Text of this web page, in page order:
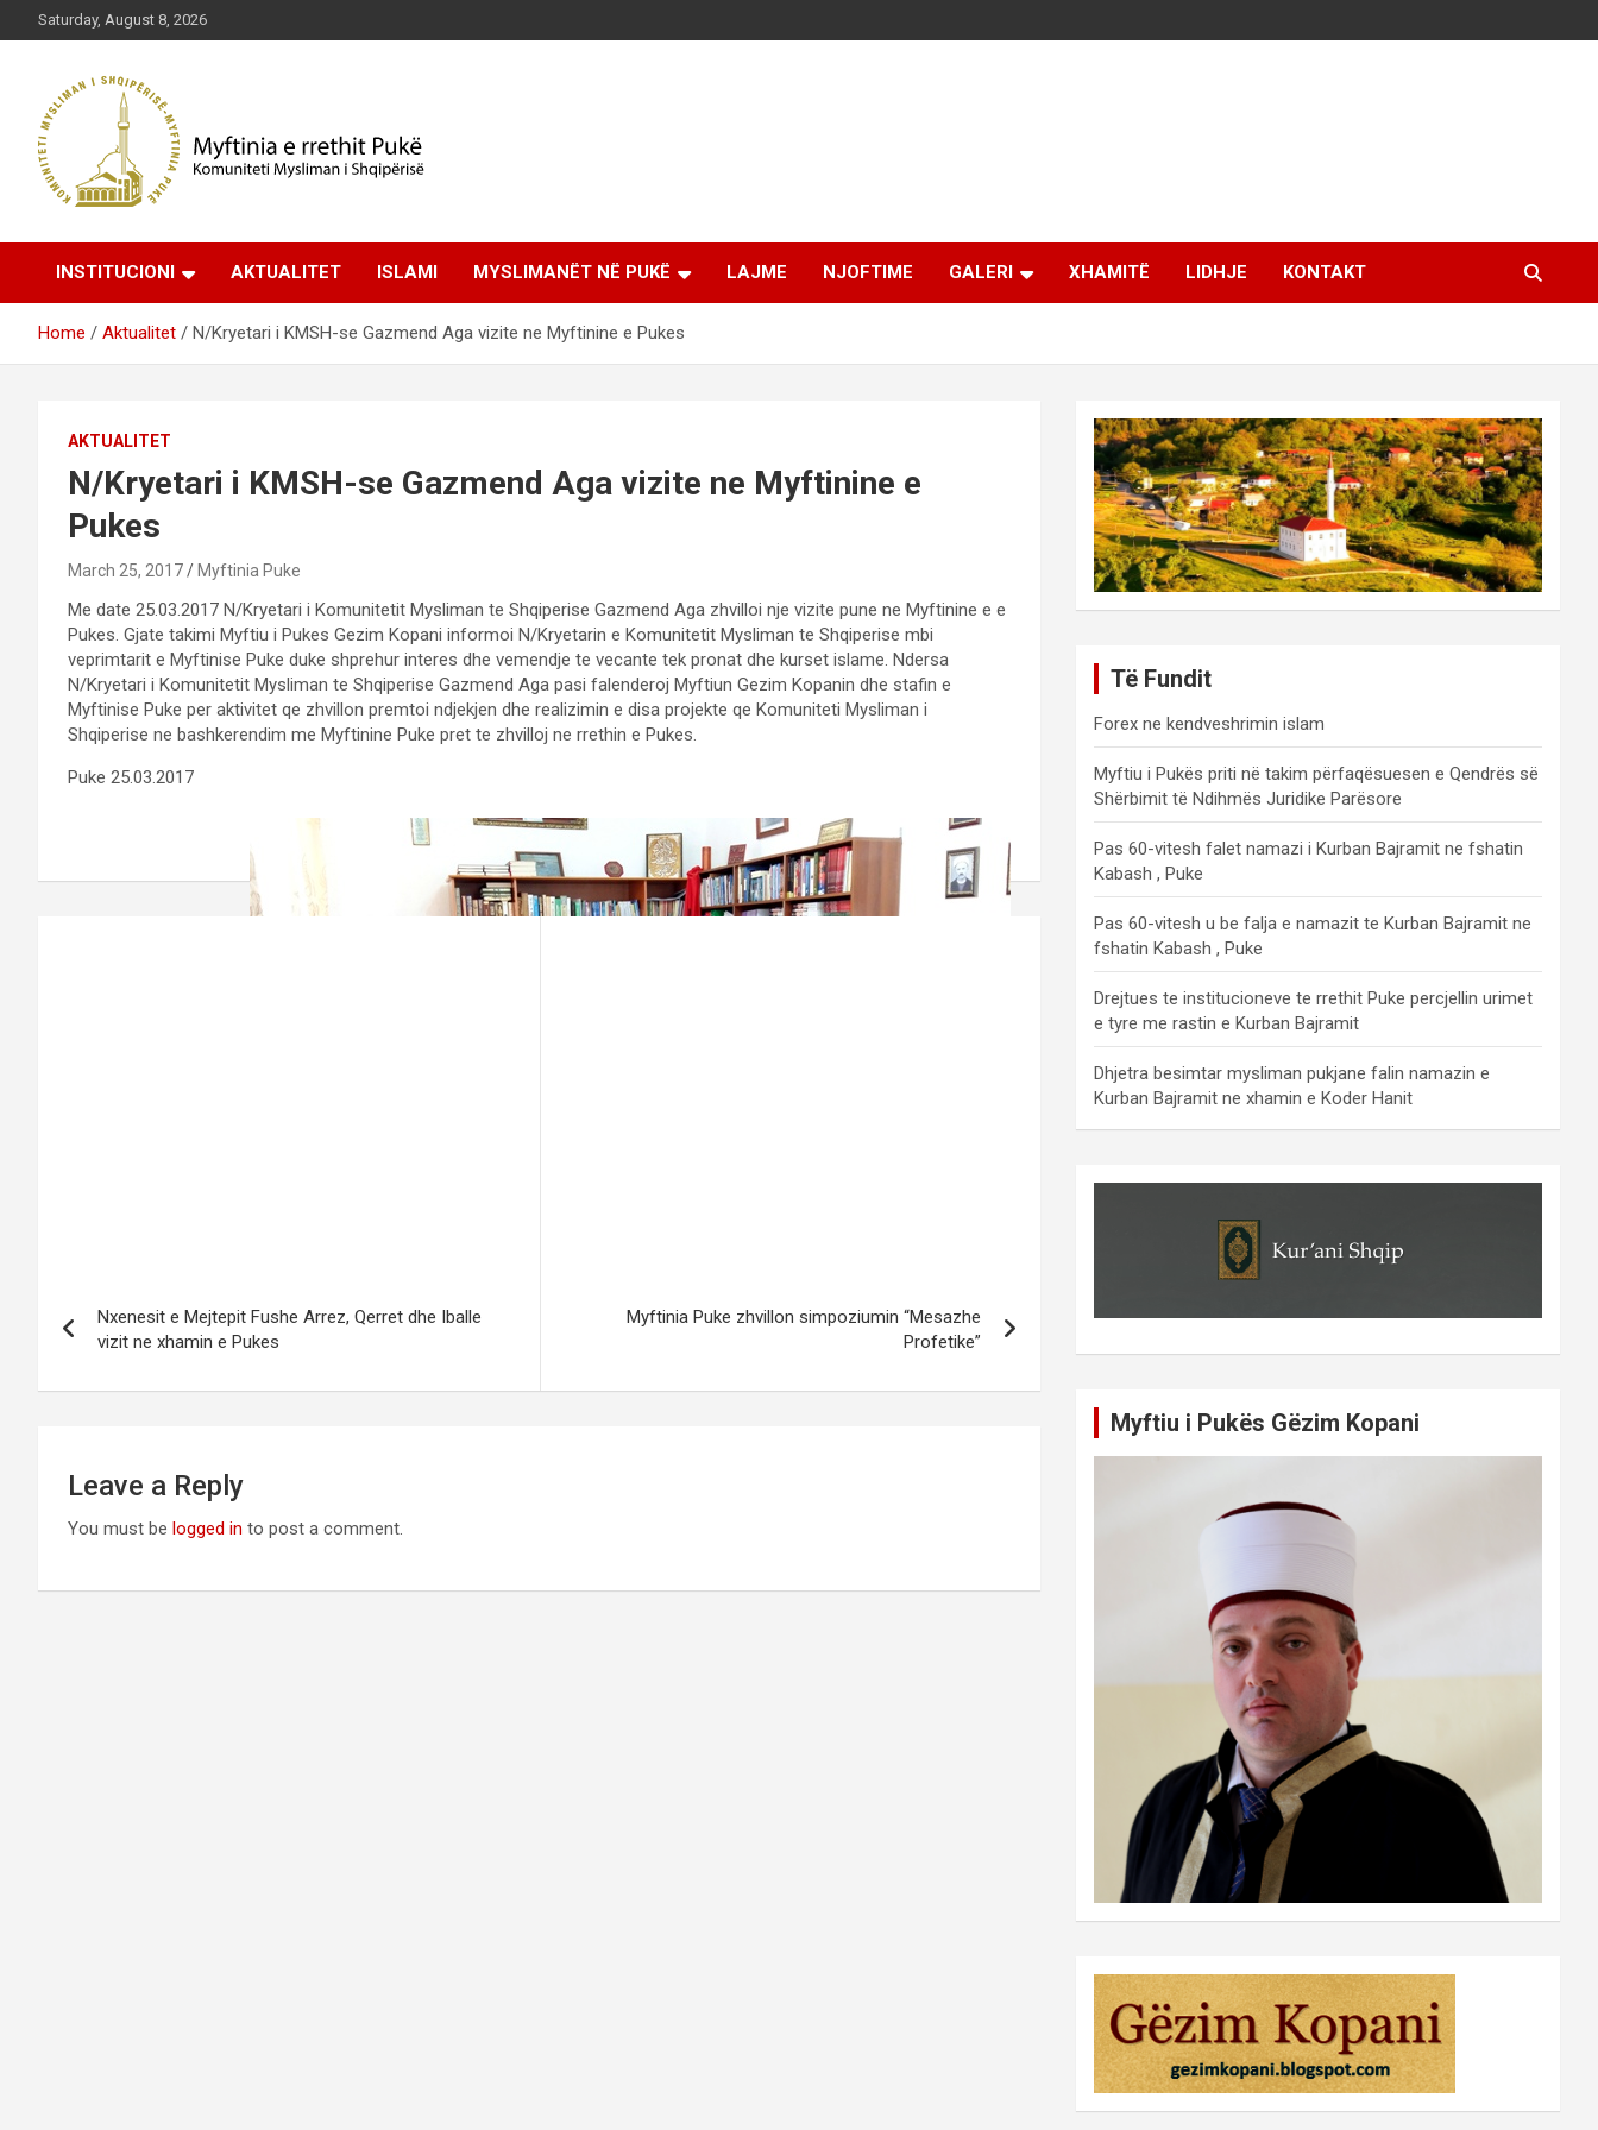
to
Saturday, August 8, 2026
Myftinia Pukë | Faqja
Zyrtare
INSTITUCIONI AKTUALITET ISLAMI MYSLIMANËT NË PUKË LAJME NJOFTIME GALERI XHAMITË LIDHJE KONTAKT
Home Aktualitet N/Kryetari i KMSH-se Gazmend Aga vizite ne Myftinine e Pukes
AKTUALITET
N/Kryetari i KMSH-se Gazmend Aga vizite ne Myftinine e
Pukes
March 25, 2017 Myftinia Puke
Me date 25.03.2017 N/Kryetari i Komunitetit Mysliman te Shqiperise Gazmend Aga zhvilloi nje vizite pune ne Myftinine e e
Pukes. Gjate takimi Myftiu i Pukes Gezim Kopani informoi N/Kryetarin e Komunitetit Mysliman te Shqiperise mbi
veprimtarit e Myftinise Puke duke shprehur interes dhe vemendje te vecante tek pronat dhe kurset islame. Ndersa
N/Kryetari i Komunitetit Mysliman te Shqiperise Gazmend Aga pasi falenderoj Myftiun Gezim Kopanin dhe stafin e
Myftinise Puke per aktivitet qe zhvillon premtoi ndjekjen dhe realizimin e disa projekte qe Komuniteti Mysliman i
Shqiperise ne bashkerendim me Myftinine Puke pret te zhvilloj ne rrethin e Pukes.
Puke 25.03.2017
Nxenesit e Mejtepit Fushe Arrez, Qerret dhe Iballe
vizit ne xhamin e Pukes
Myftinia Puke zhvillon simpoziumin “Mesazhe
Profetike”
Leave a Reply
You must be logged in to post a comment.
Të Fundit
Forex ne kendveshrimin islam
Myftiu i Pukës priti në takim përfaqësuesen e Qendrës së
Shërbimit të Ndihmës Juridike Parësore
Pas 60-vitesh falet namazi i Kurban Bajramit ne fshatin
Kabash , Puke
Pas 60-vitesh u be falja e namazit te Kurban Bajramit ne
fshatin Kabash , Puke
Drejtues te institucioneve te rrethit Puke percjellin urimet
e tyre me rastin e Kurban Bajramit
Dhjetra besimtar mysliman pukjane falin namazin e
Kurban Bajramit ne xhamin e Koder Hanit
Myftiu i Pukës Gëzim Kopani